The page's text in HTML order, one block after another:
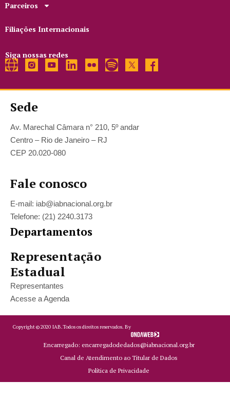
Parceiros
Filiações Internacionais
Siga nossas redes
Sede
Av. Marechal Câmara n° 210, 5º andar
Centro – Rio de Janeiro – RJ
CEP 20.020-080
Fale conosco
E-mail: iab@iabnacional.org.br
Telefone: (21) 2240.3173
Departamentos
Representação
Estadual
Representantes
Acesse a Agenda
Copyright ©2020 IAB.Todos os direitos reservados. By
Encarregado: encarregadodedados@iabnacional.org.br
Canal de Atendimento ao Titular de Dados
Política de Privacidade